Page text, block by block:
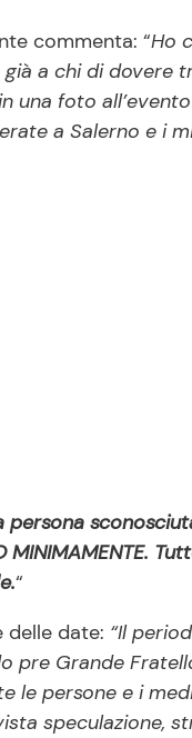
commenta: “Ho
a chi di dovere
una foto
a Salerno e i
persona
“
delle date: “Il
pre Grande
le persone e i
speculazione,